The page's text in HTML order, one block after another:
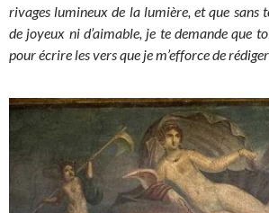
rivages lumineux de la lumière, et que sans
de joyeux ni d’aimable, je te demande que
pour écrire les vers que je m’efforce de